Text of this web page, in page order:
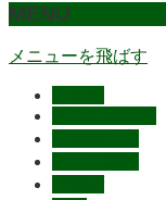
MENU
メニューを飛ばす